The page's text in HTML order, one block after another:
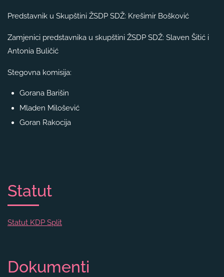
Predstavnik u Skupštini ŽSDP SDŽ: Krešimir Bošković
Zamjenici predstavnika u skupštini ŽSDP SDŽ: Slaven Šitić i
Antonia Buličić
Stegovna komisija:
Gorana Barišin
Mladen Milošević
Goran Rakocija
Statut
Statut KDP Split
Dokumenti